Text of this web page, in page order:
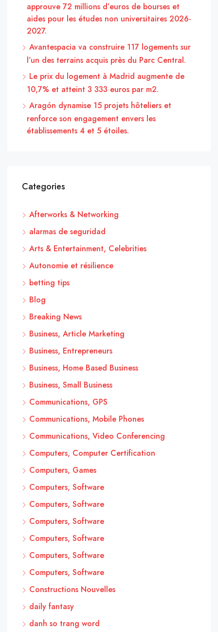
approuve 72 millions d’euros de bourses et
aides pour les études non universitaires 2026-
2027.
Avantespacia va construire 117 logements sur
l’un des terrains acquis près du Parc Central.
Le prix du logement à Madrid augmente de
10,7% et atteint 3 333 euros par m2.
Aragón dynamise 15 projets hôteliers et
renforce son engagement envers les
établissements 4 et 5 étoiles.
Categories
Afterworks & Networking
alarmas de seguridad
Arts & Entertainment, Celebrities
Autonomie et résilience
betting tips
Blog
Breaking News
Business, Article Marketing
Business, Entrepreneurs
Business, Home Based Business
Business, Small Business
Communications, GPS
Communications, Mobile Phones
Communications, Video Conferencing
Computers, Computer Certification
Computers, Games
Computers, Software
Computers, Software
Computers, Software
Computers, Software
Computers, Software
Computers, Software
Constructions Nouvelles
daily fantasy
danh so trang word